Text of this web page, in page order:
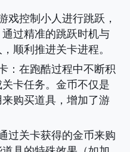
戏控制小人进行跳跃，
过精准的跳跃时机与
顺利推进关卡进程。
：在跑酷过程中不断积
卡任务。金币不仅是
购买道具，增加了游
过关卡获得的金币来购